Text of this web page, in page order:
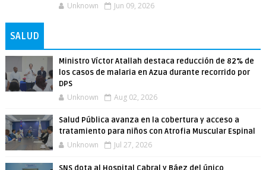
Unknown Jun 09, 2026
SALUD
Ministro Víctor Atallah destaca reducción de 82% de
los casos de malaria en Azua durante recorrido por
DPS
Unknown Aug 02, 2026
Salud Pública avanza en la cobertura y acceso a
tratamiento para niños con Atrofia Muscular Espinal
Unknown Jul 27, 2026